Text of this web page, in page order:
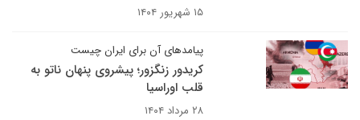
۱۵ شهریور ۱۴۰۴
پیامدهای آن برای ایران چیست
کریدور زنگزور؛ پیشروی پنهان ناتو به
قلب اوراسیا
۲۸ مرداد ۱۴۰۴